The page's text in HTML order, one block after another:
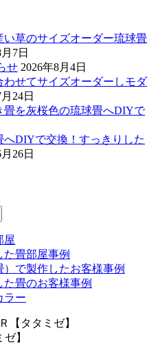
草のサイズオーダー琉球畳
7日
せ 2026年8月4日
せてサイズオーダーしモダ
24日
畳を灰桜色の琉球畳へDIYで
DIYで交換！すっきりした
26日
屋
畳部屋事例
で製作したお客様事例
畳のお客様事例
ラー
】